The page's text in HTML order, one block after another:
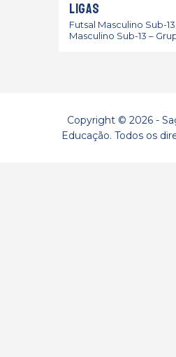
Ligas
Futsal Masculino Sub-
Masculino Sub-13 –
Copyright © 2026 -
Educação. Todos os